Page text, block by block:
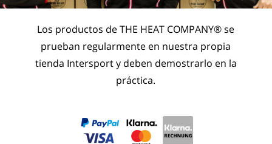
Los productos de THE HEAT COMPANY® se
prueban regularmente en nuestra propia
tienda Intersport y deben demostrarlo en la
práctica.